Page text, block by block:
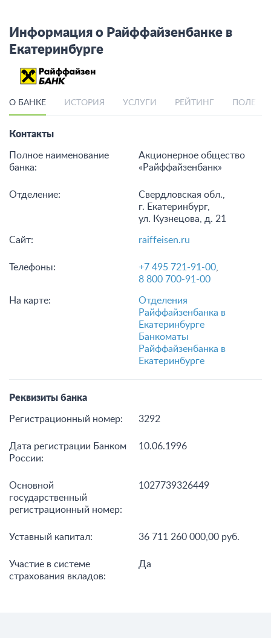
Информация о Райффайзенбанке в
Екатеринбурге
О БАНКЕ ИСТОРИЯ УСЛУГИ РЕЙТИНГ
Контакты
Полное наименование
банка:
Акционерное общество
«Райффайзенбанк»
Отделение:
Свердловская обл.,
г. Екатеринбург,
ул. Кузнецова, д. 21
Сайт: raiffeisen.ru
Телефоны: +7 495 721-91-00
8 800 700-91-00
На карте:
Отделения
Райффайзенбанка в
Екатеринбурге
Банкоматы
Райффайзенбанка в
Екатеринбурге
Реквизиты банка
Регистрационный номер: 3292
Дата регистрации Банком
России:
10.06.1996
Основной
государственный
регистрационный номер:
1027739326449
Уставный капитал: 36 711 260 000,00 руб.
Участие в системе
страхования вкладов:
Да